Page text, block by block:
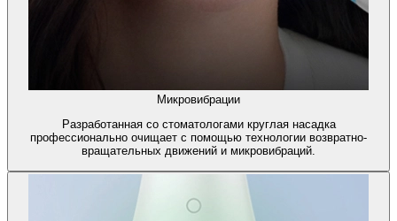
Микровибрации
Разработанная со стоматологами круглая насадка
профессионально очищает с помощью технологии возвратно-
вращательных движений и микровибраций.